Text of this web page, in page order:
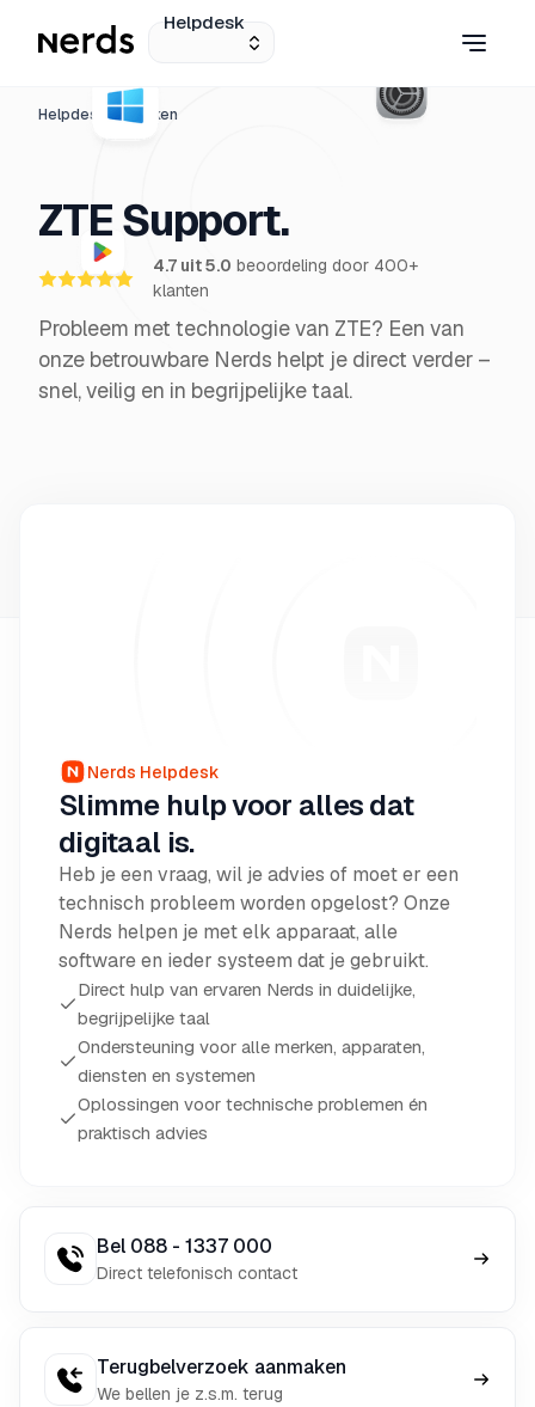
Helpdesk
Helpdesk Merken
ZTE Support.
4.7 uit 5.0 beoordeling door 400+
klanten
Probleem met technologie van ZTE? Een van
onze betrouwbare Nerds helpt je direct verder –
snel, veilig en in begrijpelijke taal.
Nerds Helpdesk
Slimme hulp voor alles dat
digitaal is.
Heb je een vraag, wil je advies of moet er een
technisch probleem worden opgelost? Onze
Nerds helpen je met elk apparaat, alle
software en ieder systeem dat je gebruikt.
Direct hulp van ervaren Nerds in duidelijke,
begrijpelijke taal
Ondersteuning voor alle merken, apparaten,
diensten en systemen
Oplossingen voor technische problemen én
praktisch advies
Bel 088 - 1337 000
Direct telefonisch contact
Terugbelverzoek aanmaken
We bellen je z.s.m. terug